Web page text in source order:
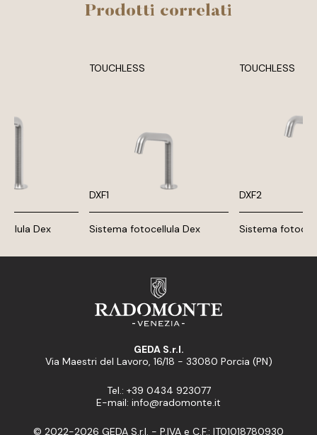
Prodotti correlati
Dex
TOUCHLESS
DXF1
Sistema fotocellula Dex
TOUCHLESS
DXF2
Sistema
GEDA S.r.l.
Via Maestri del Lavoro, 16/18 - 33080 Porcia (PN)
Tel.: +39 0434 923077
E-mail: info@radomonte.it
© 2022-2026 GEDA S.r.l. - P.IVA e C.F.: IT01018780930